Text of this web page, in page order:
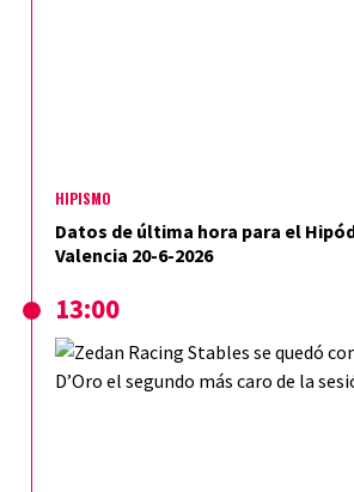
HIPISMO
Datos de última hora para el
Valencia 20-6-2026
13:00